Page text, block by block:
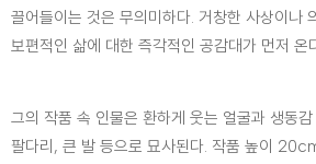
끌어들이는 것은 무의미하다. 거창한 사상이나
보편적인 삶에 대한 즉각적인 공감대가 먼저 온
그의 작품 속 인물은 환하게 웃는 얼굴과 생동
팔다리, 큰 발 등으로 묘사된다. 작품 높이